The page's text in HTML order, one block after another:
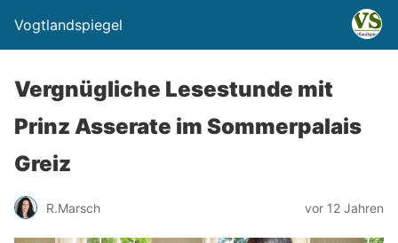
Vogtlandspiegel
Vergnügliche Lesestunde mit
Prinz Asserate im Sommerpalais
Greiz
R.Marsch vor 12 Jahren